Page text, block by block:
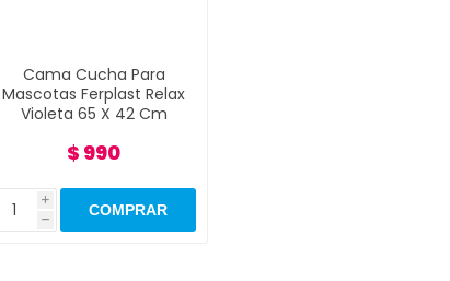
Cama Cucha Para
Mascotas Ferplast Relax
Violeta 65 X 42 Cm
$ 990
i
h